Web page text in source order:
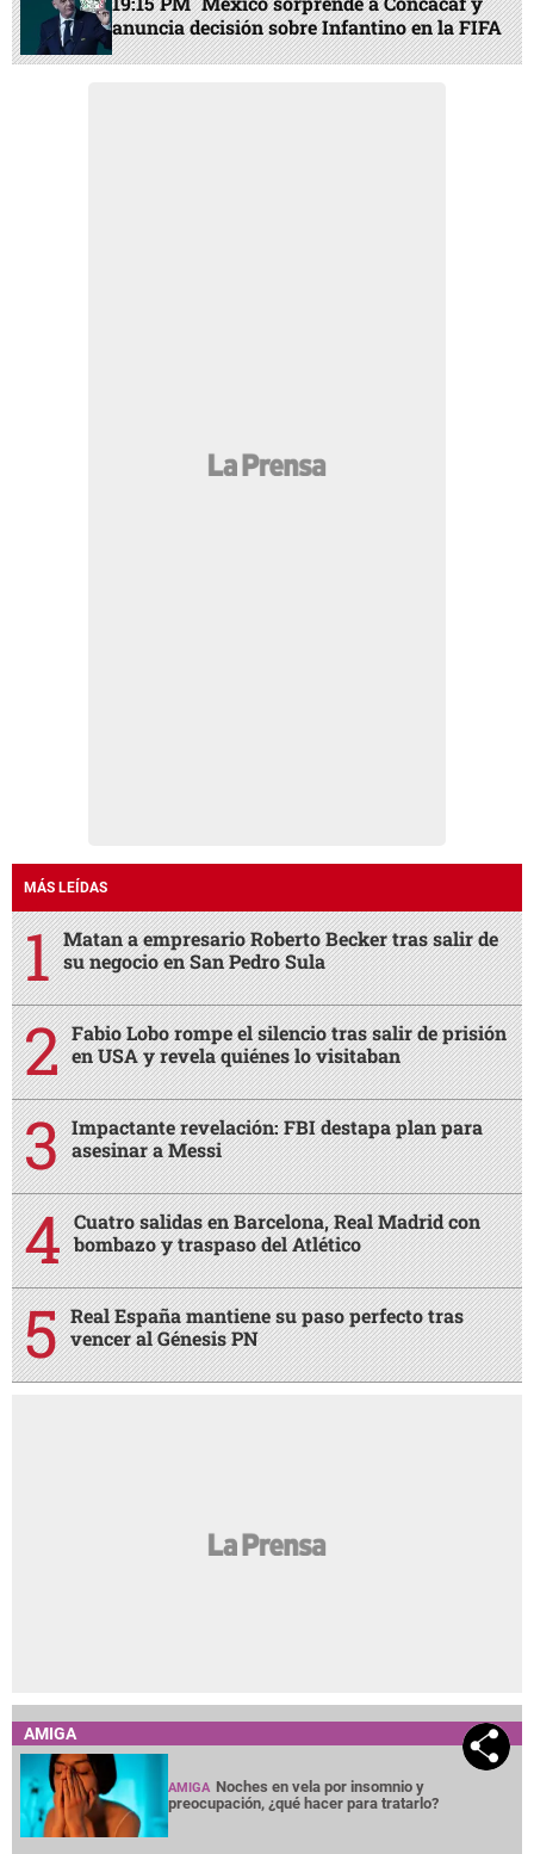
anuncia decisión sobre Infantino en la FIFA
MÁS LEÍDAS
Matan a empresario Roberto Becker tras salir de
su negocio en San Pedro Sula
Fabio Lobo rompe el silencio tras salir de prisión
en USA y revela quiénes lo visitaban
Impactante revelación: FBI destapa plan para
asesinar a Messi
Cuatro salidas en Barcelona, Real Madrid con
bombazo y traspaso del Atlético
Real España mantiene su paso perfecto tras
vencer al Génesis PN
AMIGA
AMIGA Noches en vela por insomnio y
preocupación, ¿qué hacer para tratarlo?